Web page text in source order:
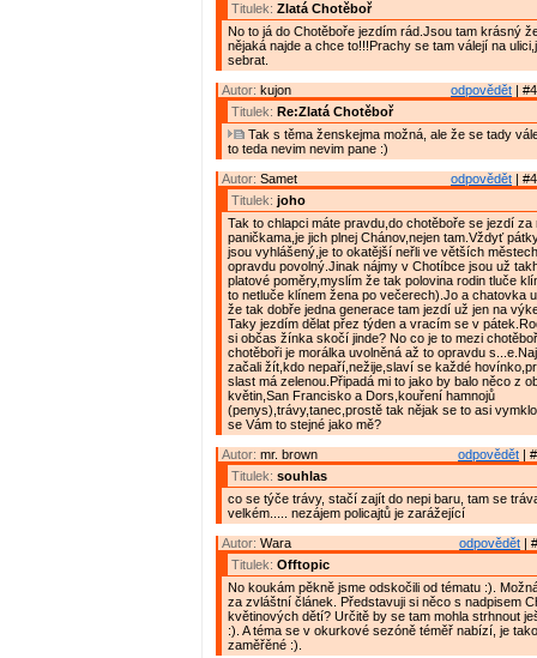
Titulek: Zlatá Chotěboř
No to já do Chotěboře jezdím rád.Jsou tam krásný
nějaká najde a chce to!!!Prachy se tam válejí na
sebrat.
odpovědět |
Autor: kujon
Titulek: Re:Zlatá Chotěboř
Tak s těma ženskejma možná, ale že se tady
to teda nevim nevim pane :)
odpovědět |
Autor: Samet
Titulek: joho
Tak to chlapci máte pravdu,do chotěboře se jezdí za
paničkama,je jich plnej Chánov,nejen tam.Vždyť
jsou vyhlášený,je to okatější neřli ve větších
opravdu povolný.Jinak nájmy v Chotíbce jsou už
platové poměry,myslím že tak polovina rodin tluče
to netluče klínem žena po večerech).Jo a chatovka
že tak dobře jedna generace tam jezdí už jen na
Taky jezdím dělat přez týden a vracím se v
si občas žínka skočí jinde? No co je to mezi
chotěboři je morálka uvolněná až to opravdu
začali žít,kdo nepaří,nežije,slaví se každé
slast má zelenou.Připadá mi to jako by balo něco z
květin,San Francisko a Dors,kouření hamnojů
(penys),trávy,tanec,prostě tak nějak se to asi
se Vám to stejné jako mě?
odpovědět |
Autor: mr. brown
Titulek: souhlas
co se týče trávy, stačí zajít do nepi baru, tam se
velkém..... nezájem policajtů je zarážející
odpovědět |
Autor: Wara
Titulek: Offtopic
No koukám pěkně jsme odskočili od tématu :).
za zvláštní článek. Představuji si něco s nadpisem
květinových dětí? Určitě by se tam mohla strhnout
:). A téma se v okurkové sezóně téměř nabízí, je
zaměřěné :).